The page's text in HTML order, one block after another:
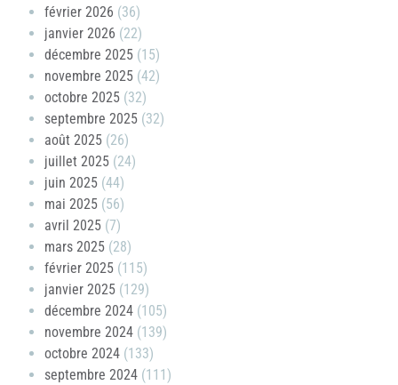
février 2026 (36)
janvier 2026 (22)
décembre 2025 (15)
novembre 2025 (42)
octobre 2025 (32)
septembre 2025 (32)
août 2025 (26)
juillet 2025 (24)
juin 2025 (44)
mai 2025 (56)
avril 2025 (7)
mars 2025 (28)
février 2025 (115)
janvier 2025 (129)
décembre 2024 (105)
novembre 2024 (139)
octobre 2024 (133)
septembre 2024 (111)